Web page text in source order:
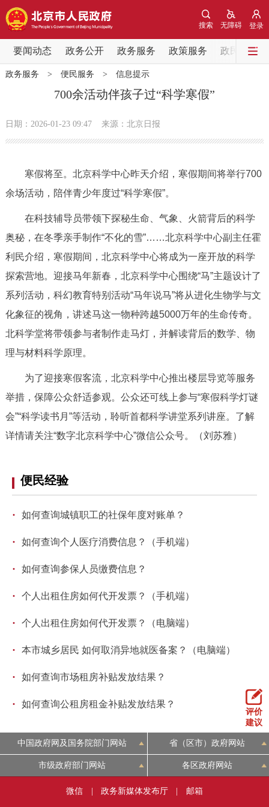
登录
无障碍
搜索
要闻动态 政务公开 政务服务 政策服务 政民互动
要闻动态
党中央精神 国务院信息
政务公开
市领导 机构职能 政策服务
决策公开
政务服务
便民服务 利企服务 投资项目
中介服务 阳光政务
12345网上接诉即办
参与调查 在线访谈
走进北京
北京概况 十六区概览
ENGLISH 한국어
DEUTSCH FRANÇAIS РУССКИЙ ЯЗЫК
ESPAÑOL العربية PORTUGUÊS
ITALIANO
政务服务 > 便民服务 > 信息提示
700余活动伴孩子过“科学寒假”
日期：2026-01-23 09:47 来源：北京日报
寒假将至。北京科学中心昨天介绍，寒假期间将举行700
余场活动，陪伴青少年度过“科学寒假”。
在科技辅导员带领下探秘生命、气象、火箭背后的科学
奥秘，在冬季亲手制作“不化的雪”……北京科学中心副主任霍
利民介绍，寒假期间，北京科学中心将成为一座开放的科学
探索营地。迎接马年新春，北京科学中心围绕“马”主题设计了
系列活动，科幻教育特别活动“马年说马”将从进化生物学与文
化象征的视角，讲述马这一物种跨越5000万年的生命传奇。
北科学堂将带领参与者制作走马灯，并解读背后的数学、物
理与材料科学原理。
为了迎接寒假客流，北京科学中心推出楼层导览等服务
举措，保障公众舒适参观。公众还可线上参与“寒假科学灯谜
会”“科学读书月”等活动，聆听首都科学讲堂系列讲座。了解
详情请关注“数字北京科学中心”微信公众号。（刘苏雅）
便民经验
· 如何查询城镇职工的社保年度对账单？
· 如何查询个人医疗消费信息？（手机端）
· 如何查询参保人员缴费信息？
· 个人出租住房如何代开发票？（手机端）
· 个人出租住房如何代开发票？（电脑端）
· 本市城乡居民 如何取消异地就医备案？（电脑端）
· 如何查询市场租房补贴发放结果？
· 如何查询公租房租金补贴发放结果？
评价
建议
中国政府网及国务院部门网站 省（区市）政府网站
市级政府部门网站 各区政府网站
微信 政务新媒体发布厅 邮箱